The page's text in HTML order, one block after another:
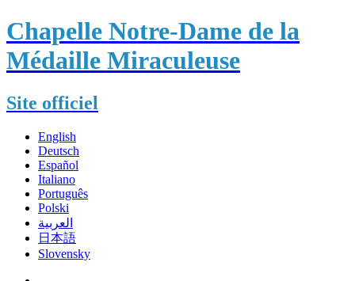
Chapelle Notre-Dame de la
Médaille Miraculeuse
Site officiel
English
Deutsch
Español
Italiano
Português
Polski
العربية
日本語
Slovensky